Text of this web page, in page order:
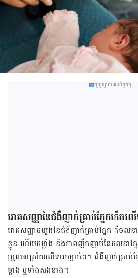
ផ្សព្វផ្សាយពាណិជ្ជកម្ម
រោគសញ្ញា​នៃ​ជំងឺ​ញាក់​គ្រាប់​ភ្នែក​​កើត​លើ​​ទ
រោគសញ្ញា​ចម្បង​នៃ​ជំងឺ​ញាក់​គ្រាប់​ភ្នែក​ គឺ​ចល
ខ្លួន​ ហើយ​​កម្លាំង និង​ភាព​ញឹកញាប់​នៃ​ចលនា​ភ្នែ
ប្រួល​​អាស្រ័យ​លើ​​ទារក​ម្នាក់​ៗ។ ​ជំងឺ​ញាក់​គ្រាប់​ភ្
ម្ខាង​ ឬ​ទាំង​សង​ខាង​។